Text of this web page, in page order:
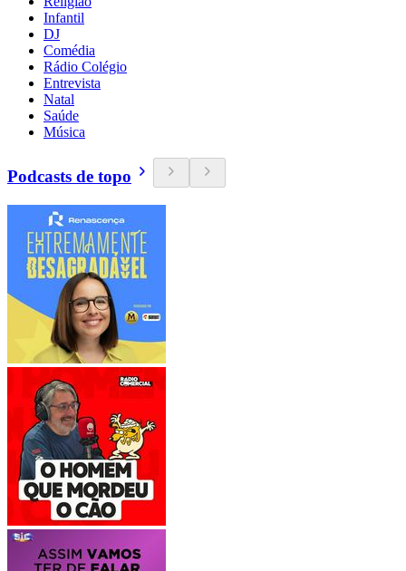
Infantil
DJ
Comédia
Rádio Colégio
Entrevista
Natal
Saúde
Música
Podcasts de topo